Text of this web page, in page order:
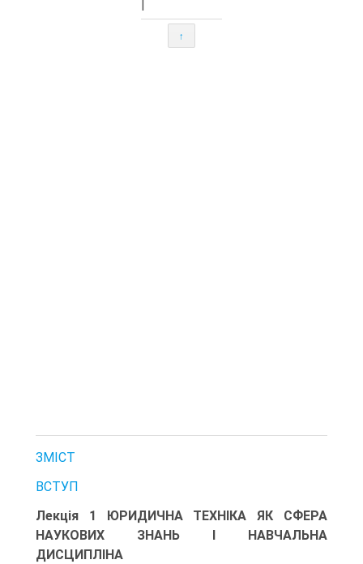
|
↑
ЗМІСТ
ВСТУП
Лекція 1 ЮРИДИЧНА ТЕХНІКА ЯК СФЕРА
НАУКОВИХ ЗНАНЬ І НАВЧАЛЬНА
ДИСЦИПЛІНА